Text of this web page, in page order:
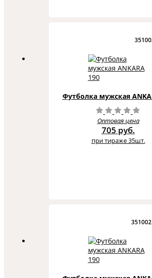
Футболка мужская
Оптовая цена
705 руб.
при тираже 35шт.